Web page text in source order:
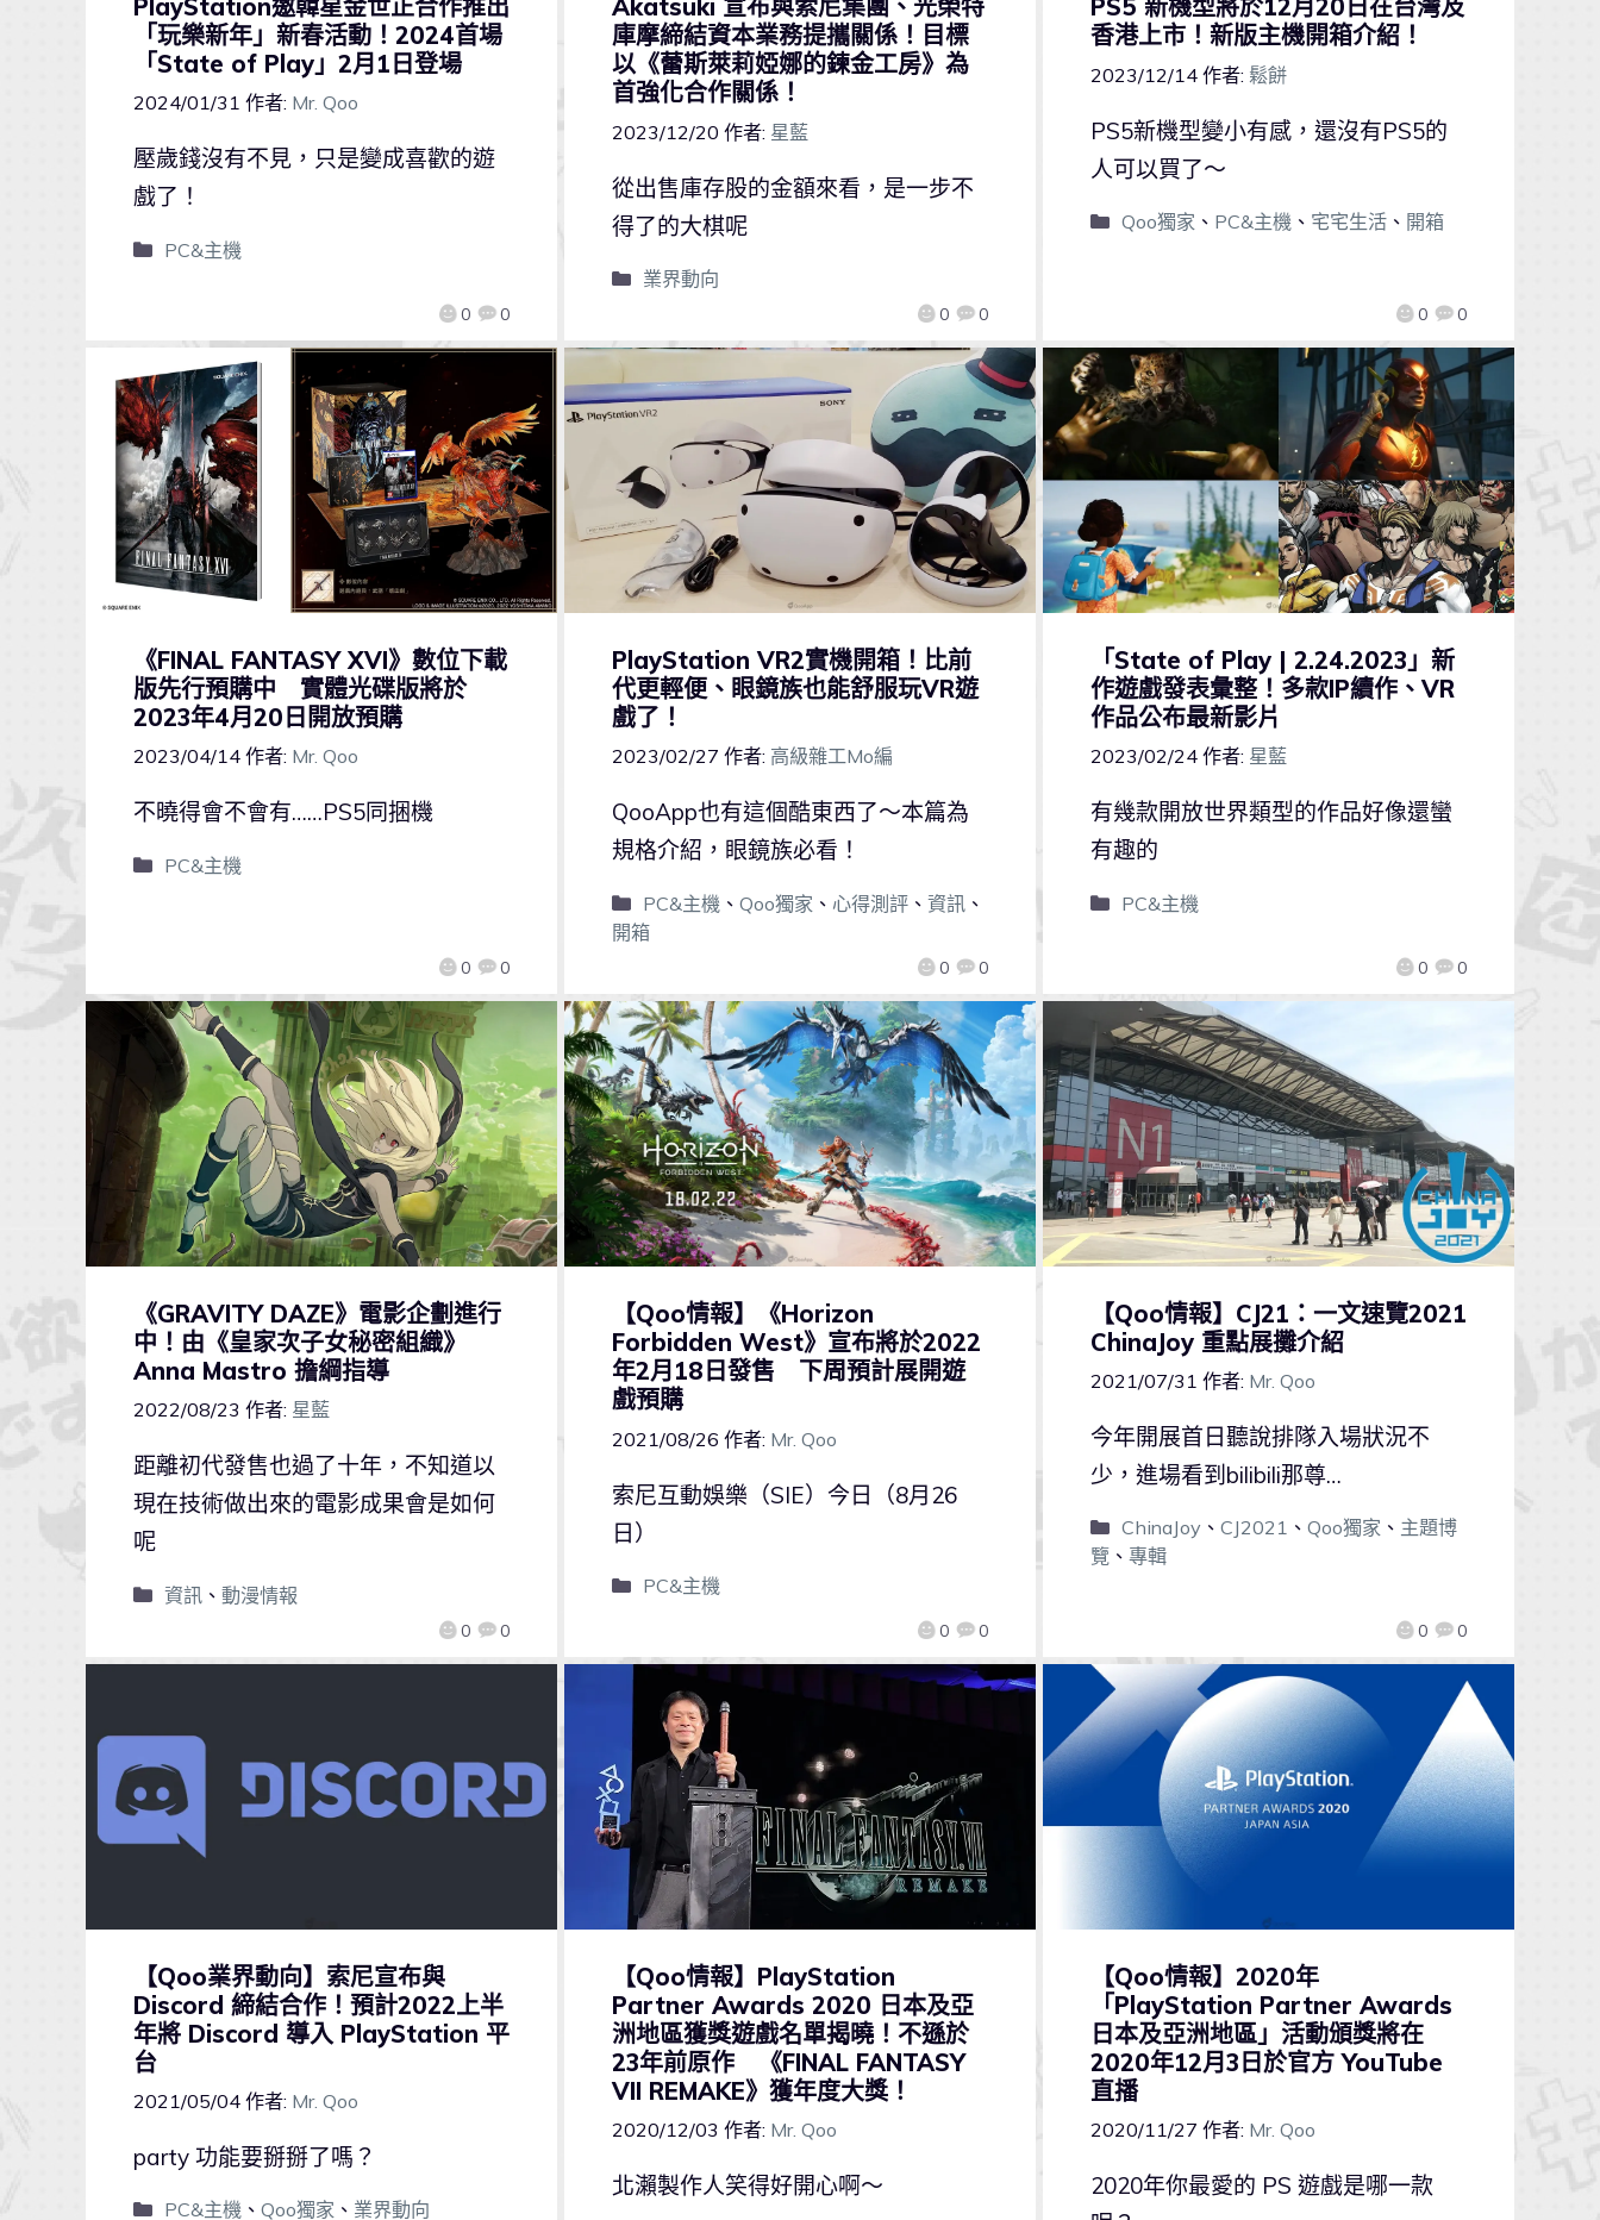
PlayStation邀韓星金世正合作推出
「玩樂新年」新春活動！2024首場
「State of Play」2月1日登場
2024/01/31 作者: Mr. Qoo
0 0
壓歲錢沒有不見，只是變成喜歡的遊
戲了！
PC&主機
Akatsuki 宣布與索尼集團、光榮特
庫摩締結資本業務提攜關係！目標
以《蕾斯萊莉婭娜的鍊金工房》為
首強化合作關係！
2023/12/20 作者: 星藍
0 0
從出售庫存股的金額來看，是一步不
得了的大棋呢
業界動向
PS5 新機型將於12月20日在台灣及
香港上市！新版主機開箱介紹！
2023/12/14 作者: 鬆餅
0 0
PS5新機型變小有感，還沒有PS5的
人可以買了～
Qoo獨家 、 PC&主機 、 宅宅生活、 開箱
《FINAL FANTASY XVI》數位下載
版先行預購中 實體光碟版將於
2023年4月20日開放預購
2023/04/14 作者: Mr. Qoo
0 0
不曉得會不會有……PS5同捆機
PC&主機
PlayStation VR2實機開箱！比前
代更輕便、眼鏡族也能舒服玩VR遊
戲了！
2023/02/27 作者: 高級雜工Mo編
0 0
QooApp也有這個酷東西了～本篇為
規格介紹，眼鏡族必看！
PC&主機 、 Qoo獨家 、 心得測評、 資訊、
開箱
「State of Play | 2.24.2023」新
作遊戲發表彙整！多款IP續作、VR
作品公布最新影片
2023/02/24 作者: 星藍
0 0
有幾款開放世界類型的作品好像還蠻
有趣的
PC&主機
《GRAVITY DAZE》電影企劃進行
中！由《皇家次子女秘密組織》
Anna Mastro 擔綱指導
2022/08/23 作者: 星藍
0 0
距離初代發售也過了十年，不知道以
現在技術做出來的電影成果會是如何
呢
資訊、 動漫情報
【Qoo情報】《Horizon
Forbidden West》宣布將於2022
年2月18日發售 下周預計展開遊
戲預購
2021/08/26 作者: Mr. Qoo
0 0
索尼互動娛樂（SIE）今日（8月26
日）
PC&主機
【Qoo情報】CJ21：一文速覽2021
ChinaJoy 重點展攤介紹
2021/07/31 作者: Mr. Qoo
0 0
今年開展首日聽說排隊入場狀況不
少，進場看到bilibili那尊…
ChinaJoy、 CJ2021 、 Qoo獨家 、 主題博
覽、 專輯
【Qoo業界動向】索尼宣布與
Discord 締結合作！預計2022上半
年將 Discord 導入 PlayStation 平
台
2021/05/04 作者: Mr. Qoo
party 功能要掰掰了嗎？
PC&主機、 Qoo獨家 、 業界動向
【Qoo情報】PlayStation
Partner Awards 2020 日本及亞
洲地區獲獎遊戲名單揭曉！不遜於
23年前原作 《FINAL FANTASY
VII REMAKE》獲年度大獎！
2020/12/03 作者: Mr. Qoo
北瀨製作人笑得好開心啊～
【Qoo情報】2020年
「PlayStation Partner Awards
日本及亞洲地區」活動頒獎將在
2020年12月3日於官方 YouTube
直播
2020/11/27 作者: Mr. Qoo
2020年你最愛的 PS 遊戲是哪一款